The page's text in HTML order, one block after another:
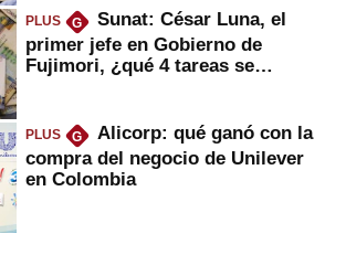
PLUS G
Sunat: César Luna, el
primer jefe en Gobierno de
Fujimori, ¿qué 4 tareas se
PLUS G
Alicorp: qué ganó con la
compra del negocio de Unilever
en Colombia